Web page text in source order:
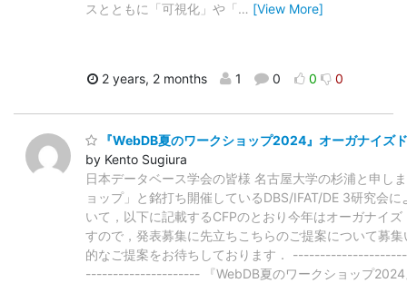
スとともに「可視化」や「… [View More]
2 years, 2 months 1 0 0 0
『WebDB夏のワークショップ2024』オーガナイズ
by Kento Sugiura
日本データベース学会の皆様 名古屋大学の杉浦と申し
ョップ」と銘打ち開催しているDBS/IFAT/DE 3研究会
いて，以下に記載するCFPのとおり今年はオーガナイ
すので，発表募集に先立ちこちらのご提案について募
的なご提案をお待ちしております．
--------------------- 『WebDB夏のワークショップ2024